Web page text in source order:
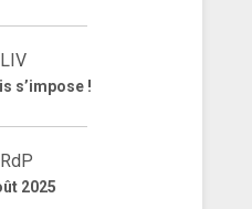
s’impose !
2025